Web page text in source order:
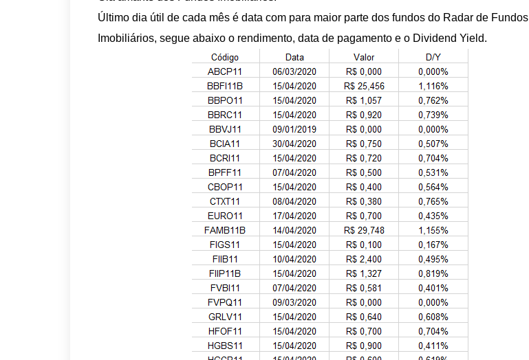
Último dia útil de cada mês é data com para maior parte dos fundos do Radar de Fundos
Imobiliários, segue abaixo o rendimento, data de pagamento e o Dividend Yield.